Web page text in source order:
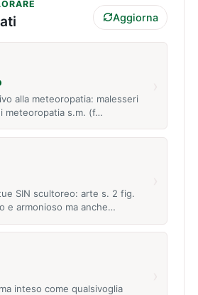
Aggiorna
alla meteoropatia: malesseri
meteoropatia s.m. (f…
SIN scultoreo: arte s. 2 fig.
e armonioso ma anche…
inteso come qualsivoglia